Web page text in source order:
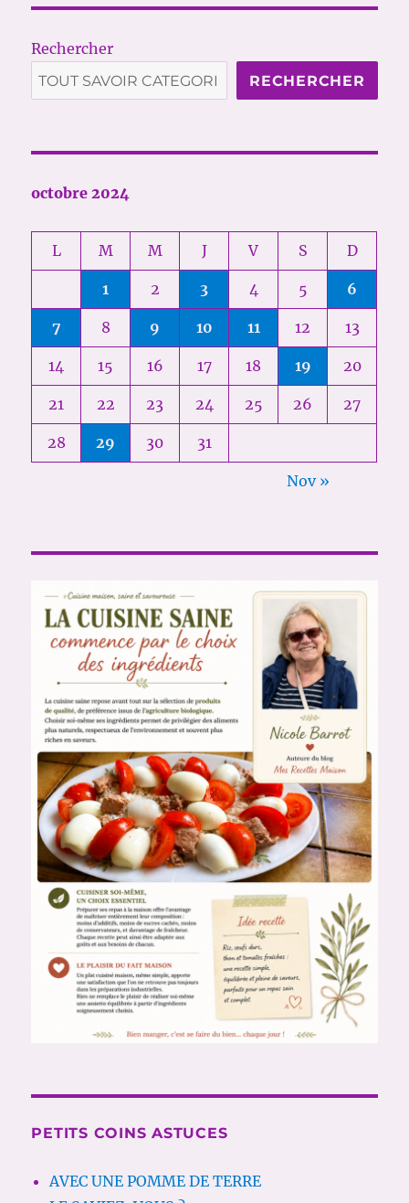
Rechercher
RECHERCHER
octobre 2024
L M M J V S D
1 2 3 4 5 6
7 8 9 10 11 12 13
14 15 16 17 18 19 20
21 22 23 24 25 26 27
28 29 30 31
Nov »
PETITS COINS ASTUCES
AVEC UNE POMME DE TERRE